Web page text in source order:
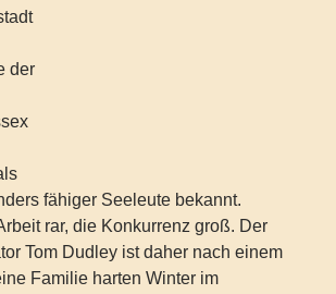
der
fähiger Seeleute bekannt.
rar, die Konkurrenz groß. Der
Tom Dudley ist daher nach einem
Familie harten Winter im